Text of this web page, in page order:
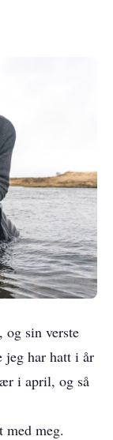
og sin verste
jeg har hatt i år
i april, og så
med meg.